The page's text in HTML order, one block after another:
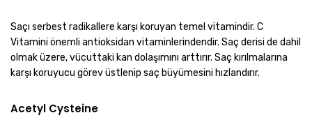
Saçı serbest radikallere karşı koruyan temel vitamindir. C
Vitamini önemli antioksidan vitaminlerindendir. Saç derisi de dahil
olmak üzere, vücuttaki kan dolaşımını arttırır. Saç kırılmalarına
karşı koruyucu görev üstlenip saç büyümesini hızlandırır.
Acetyl Cysteine